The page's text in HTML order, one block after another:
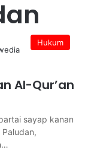
Hukum
Al-Qur’an
sayap kanan